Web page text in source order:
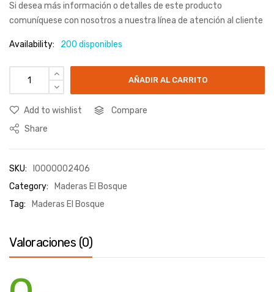
Si desea más información o detalles de este producto
comuníquese con nosotros a nuestra línea de atención al cliente
Availability: 200 disponibles
AÑADIR AL CARRITO
Add to wishlist
Compare
Share
SKU:
I0000002406
Category:
Maderas El Bosque
Tag:
Maderas El Bosque
Valoraciones (0)